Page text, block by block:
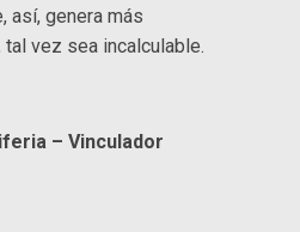
así, genera más
vez sea incalculable.
– Vinculador